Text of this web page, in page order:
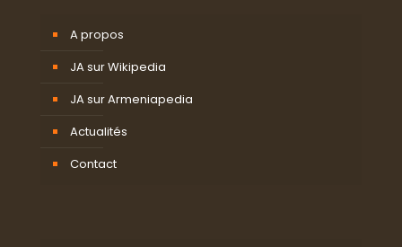
A propos
JA sur Wikipedia
JA sur Armeniapedia
Actualités
Contact